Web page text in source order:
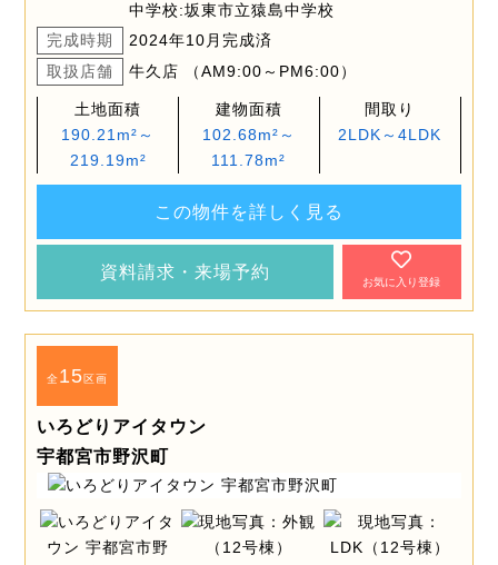
中学校:坂東市立猿島中学校
完成時期
2024年10月完成済
取扱店舗
牛久店 （AM9:00～PM6:00）
土地面積
190.21m²～
219.19m²
建物面積
102.68m²～
111.78m²
間取り
2LDK～4LDK
この物件を詳しく見る
資料請求・来場予約
お気に入り登録
全15区画
いろどりアイタウン
宇都宮市野沢町